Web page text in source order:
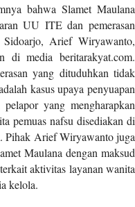
bahwa Slamet Maulana
UU ITE dan pemerasan
Arief Wiryawanto,
di media beritarakyat.com.
yang dituduhkan tidak
kasus upaya penyuapan
yang mengharapkan
pemuas nafsu disediakan di
Pihak Arief Wiryawanto juga
Maulana dengan maksud
aktivitas layanan wanita
kelola.